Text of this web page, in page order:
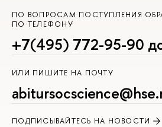
ПО ВОПРОСАМ ПОСТУПЛЕНИЯ
ПО ТЕЛЕФОНУ
+7(495) 772-95-90
ИЛИ ПИШИТЕ НА ПОЧТУ
ПОДПИСЫВАЙТЕСЬ НА НОВОСТИ